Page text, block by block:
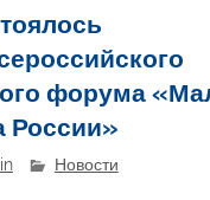
форума
России»
Новости